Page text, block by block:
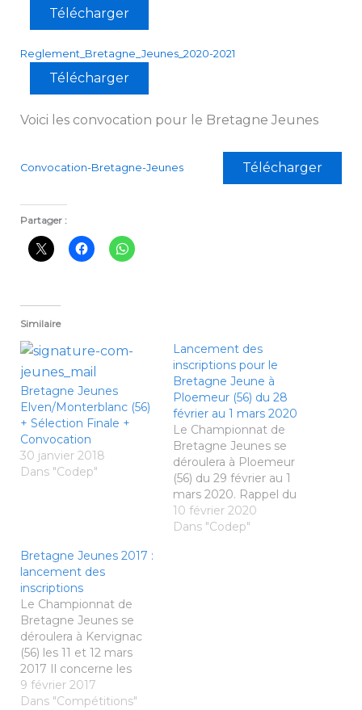
Télécharger
Reglement_Bretagne_Jeunes_2020-2021
Télécharger
Voici les convocation pour le Bretagne Jeunes
Convocation-Bretagne-Jeunes Télécharger
Partager :
Similaire
Bretagne Jeunes
Elven/Monterblanc (56)
+ Sélection Finale +
Convocation
30 janvier 2018
Dans "Codep"
Lancement des
inscriptions pour le
Bretagne Jeune à
Ploemeur (56) du 28
février au 1 mars 2020
Le Championnat de
Bretagne Jeunes se
déroulera à Ploemeur
(56) du 29 février au 1
mars 2020. Rappel du
Règlement de la
Compétition Le
10 février 2020
Dans "Codep"
Bretagne Jeunes 2017 :
lancement des
inscriptions
Le Championnat de
Bretagne Jeunes se
déroulera à Kervignac
(56) les 11 et 12 mars
2017 Il concerne les
Poussins, Benjamins,
Minimes, Cadets et
9 février 2017
Dans "Compétitions"